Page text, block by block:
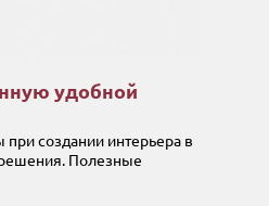
удобной
создании интерьера в
Полезные